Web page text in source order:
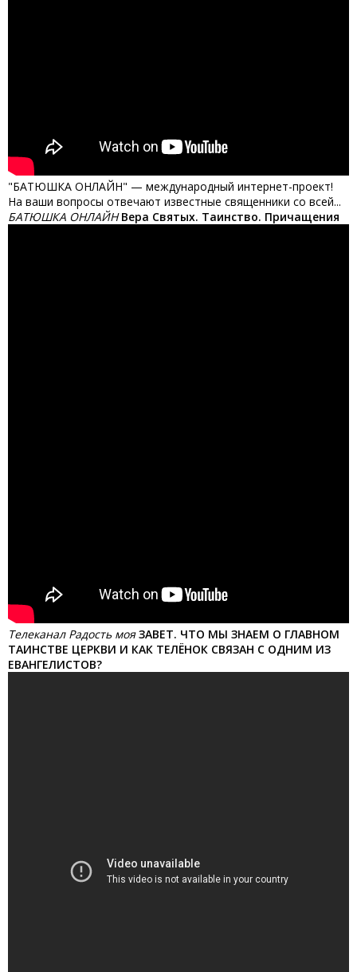
"БАТЮШКА ОНЛАЙН" — международный интернет-проект!
На ваши вопросы отвечают известные священники со всей...
БАТЮШКА ОНЛАЙН Вера Святых. Таинство. Причащения
Телеканал Радость моя ЗАВЕТ. ЧТО МЫ ЗНАЕМ О ГЛАВНОМ
ТАИНСТВЕ ЦЕРКВИ И КАК ТЕЛЁНОК СВЯЗАН С ОДНИМ ИЗ
ЕВАНГЕЛИСТОВ?